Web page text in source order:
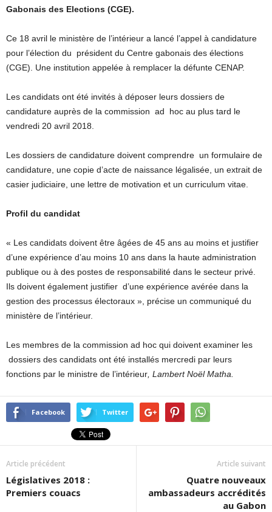
Gabonais des Elections (CGE).
Ce 18 avril le ministère de l’intérieur a lancé l’appel à candidature
pour l’élection du président du Centre gabonais des élections
(CGE). Une institution appelée à remplacer la défunte CENAP.
Les candidats ont été invités à déposer leurs dossiers de
candidature auprès de la commission ad hoc au plus tard le
vendredi 20 avril 2018.
Les dossiers de candidature doivent comprendre un formulaire de
candidature, une copie d’acte de naissance légalisée, un extrait de
casier judiciaire, une lettre de motivation et un curriculum vitae.
Profil du candidat
« Les candidats doivent être âgées de 45 ans au moins et justifier
d’une expérience d’au moins 10 ans dans la haute administration
publique ou à des postes de responsabilité dans le secteur privé.
Ils doivent également justifier d’une expérience avérée dans la
gestion des processus électoraux », précise un communiqué du
ministère de l’intérieur.
Les membres de la commission ad hoc qui doivent examiner les
dossiers des candidats ont été installés mercredi par leurs
fonctions par le ministre de l’intérieur Lambert Noël Matha.
Facebook Twitter
Article précédent
Législatives 2018 :
Premiers couacs
Article suivant
Quatre nouveaux
ambassadeurs accrédités
au Gabon